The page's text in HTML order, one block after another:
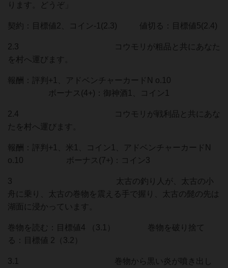
ります。どうぞ」
契約：目標値2、コイン-1(2.3) 値切る：目標値5(2.4)
2.3 コウモリが粗品と共にあなた
を村へ運びます。
報酬：評判+1、アドベンチャーカードN o.10
ボーナス(4+)：御神酒1、コイン1
2.4 コウモリが戦利品と共にあな
たを村へ運びます。
報酬：評判+1、米1、コイン1、アドベンチャーカードN
o.10 ボーナス(7+)：コイン3
3 太古の釣り人が、太古の小
舟に乗り、太古の巻物を震える手で握り、太古の髭の先は
湖面に浸かっています。
巻物を読む：目標値4 （3.1） 巻物を破り捨て
る：目標値 2（3.2）
3.1 巻物から黒い炎が噴き出し